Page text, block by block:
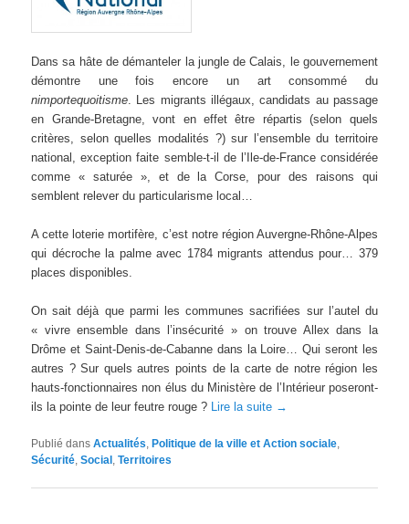
Dans sa hâte de démanteler la jungle de Calais, le gouvernement
démontre une fois encore un art consommé du
nimportequoitisme . Les migrants illégaux, candidats au passage
en Grande-Bretagne, vont en effet être répartis (selon quels
critères, selon quelles modalités ?) sur l’ensemble du territoire
national, exception faite semble-t-il de l’Ile-de-France considérée
comme « saturée », et de la Corse, pour des raisons qui
semblent relever du particularisme local…
A cette loterie mortifère, c’est notre région Auvergne-Rhône-Alpes
qui décroche la palme avec 1784 migrants attendus pour… 379
places disponibles.
On sait déjà que parmi les communes sacrifiées sur l’autel du
« vivre ensemble dans l’insécurité » on trouve Allex dans la
Drôme et Saint-Denis-de-Cabanne dans la Loire… Qui seront les
autres ? Sur quels autres points de la carte de notre région les
hauts-fonctionnaires non élus du Ministère de l’Intérieur poseront-
ils la pointe de leur feutre rouge ?
Lire la suite →
Publié dans Actualités, Politique de la ville et Action sociale,
Sécurité,Social ,Territoires